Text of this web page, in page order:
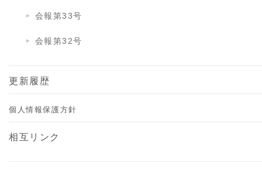
会報第33号
会報第32号
更新履歴
個人情報保護方針
相互リンク